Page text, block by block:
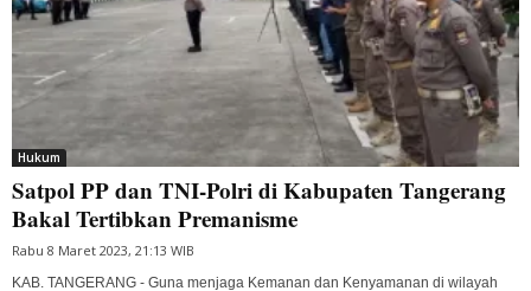
Hukum
Satpol PP dan TNI-Polri di Kabupaten Tangerang
Bakal Tertibkan Premanisme
Rabu 8 Maret 2023, 21:13 WIB
KAB. TANGERANG - Guna menjaga Kemanan dan Kenyamanan di wilayah